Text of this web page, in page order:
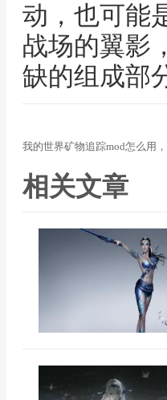
动，也可能
战场的翼影
缺的组成部
我的世界矿物追踪mod怎么用
相关文章